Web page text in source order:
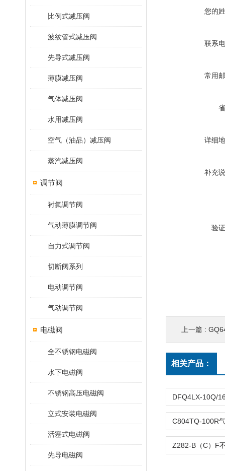
比例式减压阀
波纹管式减压阀
先导式减压阀
薄膜减压阀
气体减压阀
水用减压阀
空气（油品）减压阀
蒸汽减压阀
调节阀
衬氟调节阀
气动薄膜调节阀
自力式调节阀
切断阀系列
电动调节阀
气动调节阀
电磁阀
全不锈钢电磁阀
水下电磁阀
不锈钢高压电磁阀
立式安装电磁阀
活塞式电磁阀
先导电磁阀
您的
联系
常用
详细
补充
验
上一篇 :
相关产品：